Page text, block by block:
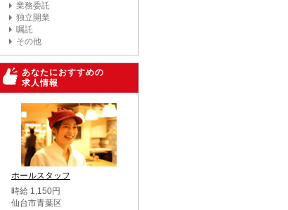
業務委託
独立開業
嘱託
その他
あなたにおすすめの
求人情報
ホールスタッフ
時給 1,150円
仙台市青葉区